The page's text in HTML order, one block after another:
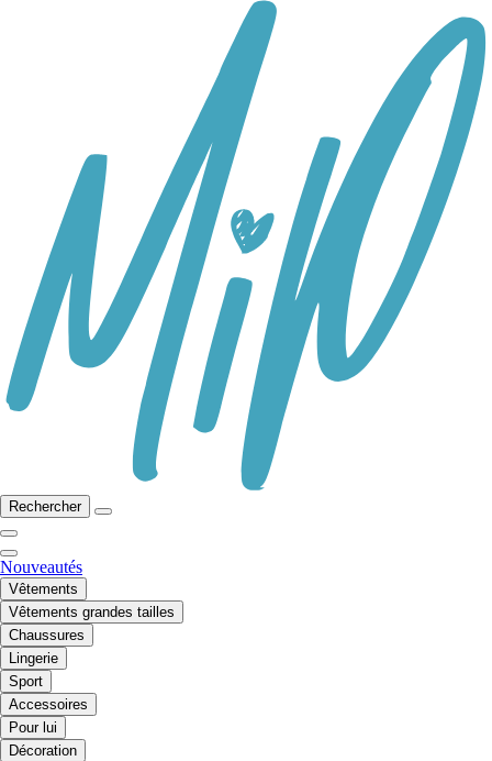
Rechercher
Nouveautés
Vêtements
Vêtements grandes tailles
Chaussures
Lingerie
Sport
Accessoires
Pour lui
Décoration